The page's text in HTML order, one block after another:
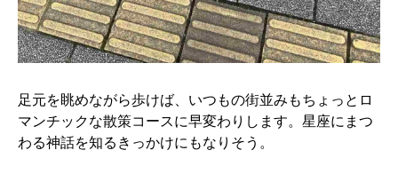
足元を眺めながら歩けば、いつもの街並みもちょっとロ
マンチックな散策コースに早変わりします。星座にまつ
わる神話を知るきっかけにもなりそう。